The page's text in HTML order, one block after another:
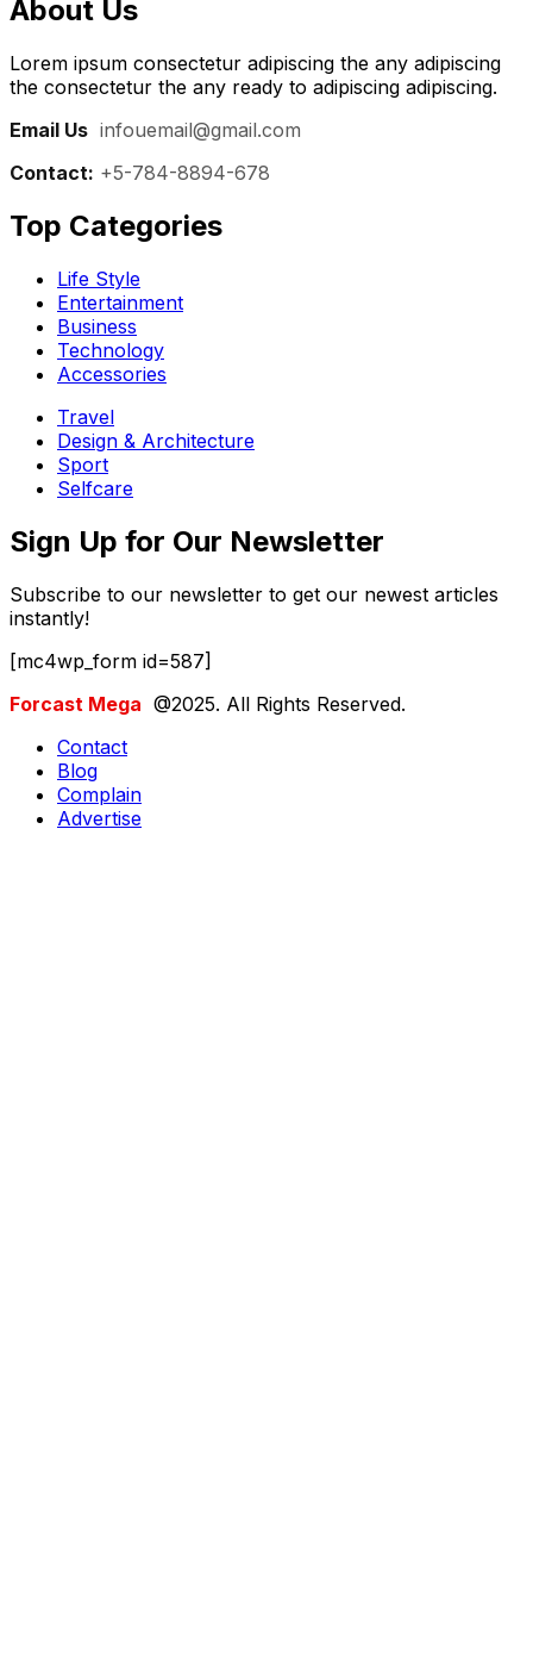
About Us
Lorem ipsum consectetur adipiscing the any adipiscing
the consectetur the any ready to adipiscing adipiscing.
Email Us infouemail@gmail.com
Contact: +5-784-8894-678
Top Categories​
Life Style
Entertainment
Business
Technology
Accessories
Travel
Design & Architecture
Sport
Selfcare
Sign Up for Our Newsletter
Subscribe to our newsletter to get our newest articles
instantly!
[mc4wp_form id=587]
Forcast Mega @2025. All Rights Reserved.
Contact
Blog
Complain
Advertise